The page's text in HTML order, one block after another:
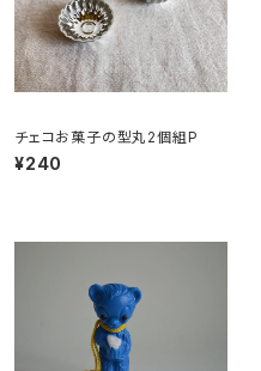
チェコお菓子の型丸2個組P
¥240